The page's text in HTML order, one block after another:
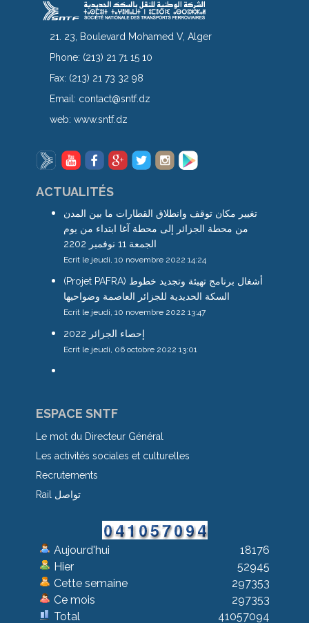
21. 23, Boulevard Mohamed V, Alger
Phone: (213) 21 71 15 10
Fax: (213) 21 73 32 98
Email: contact@sntf.dz
web:www.sntf.dz
ACTUALITÉS
تغيير مكان توقف وانطلاق القطارات ما بين المدن
من محطة الجزائر إلى محطة آغا ابتداء من يوم
الجمعة 11 نوفمبر 2202
Ecrit le jeudi, 10 novembre 2022 14:24
(Projet PAFRA) أشغال برنامج تهيئة وتجديد خطوط
السكة الحديدية للجزائر العاصمة وضواحيها
Ecrit le jeudi, 10 novembre 2022 13:47
إحصاء الجزائر 2022
Ecrit le jeudi, 06 octobre 2022 13:01
ESPACE SNTF
Le mot du Directeur Général
Les activités sociales et culturelles
Recrutements
Rail تواصل
Aujourd'hui
Hier
Cette semaine
Ce mois
Total
18176
52945
297353
297353
41057094